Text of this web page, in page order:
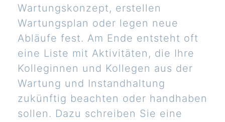
Wartungskonzept, erstellen
Wartungsplan oder legen neue
Abläufe fest. Am Ende entsteht oft
eine Liste mit Aktivitäten, die Ihre
Kolleginnen und Kollegen aus der
Wartung und Instandhaltung
zukünftig beachten oder handhaben
sollen. Dazu schreiben Sie eine